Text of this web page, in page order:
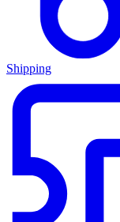
Shipping